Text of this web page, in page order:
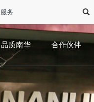
服务
品质南华 合作伙伴